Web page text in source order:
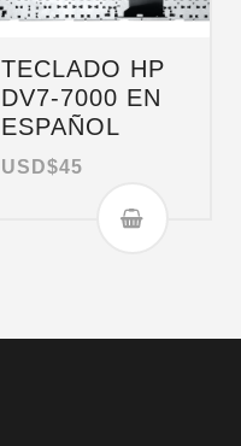
TECLADO HP
DV7-7000 EN
ESPAÑOL
USD$45